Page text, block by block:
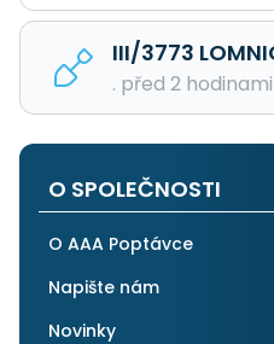
III/3773
. před 2 hodinami
O SPOLEČNOSTI
O AAA Poptávce
Napište nám
Novinky